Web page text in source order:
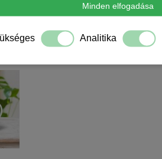
a törpe pincsereket? Akkor ezt a
Ft
Minden elfogadása
Analitika